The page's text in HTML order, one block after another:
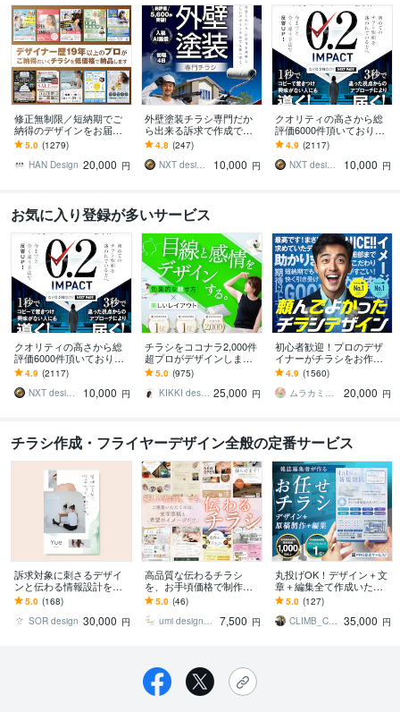
修正無制限／短納期でご
納得のデザインをお届け
します その他、パンフ・
ポスター・メニュー・名
刺・看板 etc.
5.0 (1279)
HAN Design 20,000 円
外壁塗装チラシ専門だか
ら出来る訴求で作成でき
ます 修正無制限！信頼感
を大切にしたポスティン
グ反響重視デザイン
4.8 (247)
NXT design 研究所
10,000 円
クオリティの高さから総
評価6000件頂いておりま
す 修正無制限！25年デザ
イナーが作る訴求方法で
チラシ反響UP!
4.9 (2117)
NXT design 研究所
10,000 円
お気に入り登録が多いサービス
クオリティの高さから総
評価6000件頂いておりま
す 修正無制限！25年デザ
イナーが作る訴求方法で
チラシ反響UP!
4.9 (2117)
NXT design 研究所
10,000 円
チラシをココナラ2,000件
超プロがデザインします
美しいレイアウト、目を
惹くビジュアルのフライ
ヤー・チラシ
5.0 (975)
KIKKI design 25,000 円
初心者歓迎！プロのデザ
イナーがチラシをお作り
します ココナラ初心者も
歓迎！企業から個人まで
高品質を安価でお届け！
4.9 (1560)
ムラカミラボ
20,000 円
チラシ作成・フライヤーデザイン全般の定番サービス
訴求対象に刺さるデザイ
ンと伝わる情報設計をし
ます かわいい・おしゃ
れ・ワクワクするデザイ
ン
5.0 (168)
SOR design 30,000 円
高品質な伝わるチラシ
を、お手頃価格で制作し
ます ご用意いただくの
は、文字原稿と希望イメ
ージだけでOK⭕️
5.0 (46)
umi design0421
7,500 円
丸投げOK！デザイン＋文
章＋編集全て作成いたし
ます 修正無制限、ココナ
ラ評価5.0のPRO認定者の
サービス
5.0 (127)
CLIMB_CREATION 35,000 円